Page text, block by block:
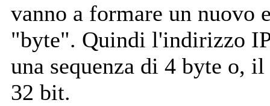
vanno a formare un nuovo
"byte". Quindi l'indirizzo
una sequenza di 4 byte o,
32 bit.